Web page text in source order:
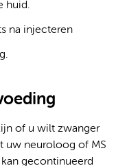
huid.
na injecteren
of u wilt zwanger
uw neuroloog of MS
gecontinueerd